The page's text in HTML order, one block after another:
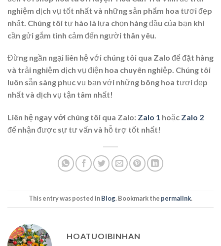
nghiệm dịch vụ tốt nhất và những sản phẩm hoa tươi đẹp
nhất. Chúng tôi tự hào là lựa chọn hàng đầu của bạn khi
cần gửi gắm tình cảm đến người thân yêu.
Đừng ngần ngại liên hệ với chúng tôi qua Zalo để đặt hàng
và trải nghiệm dịch vụ điện hoa chuyên nghiệp. Chúng tôi
luôn sẵn sàng phục vụ bạn với những bông hoa tươi đẹp
nhất và dịch vụ tận tâm nhất!
Liên hệ ngay với chúng tôi qua Zalo: Zalo 1 hoặc Zalo 2
để nhận được sự tư vấn và hỗ trợ tốt nhất!
This entry was posted inBlog. Bookmark the permalink.
HOATUOIBINHAN